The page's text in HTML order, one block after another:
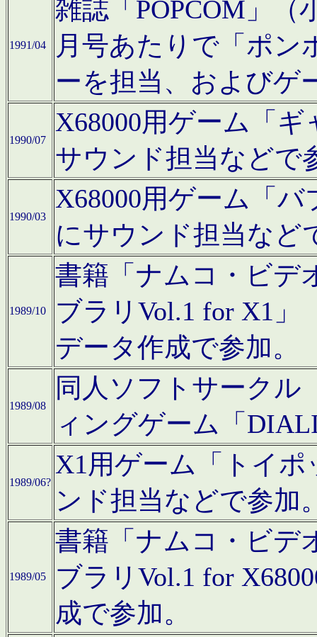
1991/04
雑誌「POPCOM」（
月号あたりで「ポン
ーを担当、およびゲ
1990/07
X68000用ゲーム「
サウンド担当などで
1990/03
X68000用ゲーム「
にサウンド担当など
1989/10
書籍「ナムコ・ビデ
ブラリVol.1 for X1」
データ作成で参加。
1989/08
同人ソフトサークル
ィングゲーム「
1989/06?
X1用ゲーム「トイ
ンド担当などで参加
1989/05
書籍「ナムコ・ビデ
ブラリVol.1 for
成で参加。